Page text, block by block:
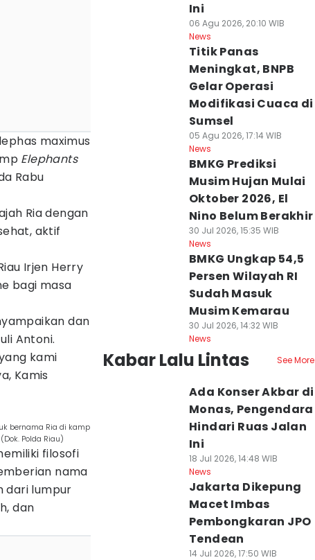
maximus
Elephants
Rabu
Ria dengan
aktif
Irjen Herry
bagi masa
dan
Antoni.
kami
Kamis
bernama Ria di kamp
Polda Riau)
filosofi
nama
dari lumpur
dan
Ini
06 Agu 2026, 20:10 WIB
News
Titik Panas
Meningkat, BNPB
Gelar Operasi
Modifikasi Cuaca di
Sumsel
05 Agu 2026, 17:14 WIB
News
BMKG Prediksi
Musim Hujan Mulai
Oktober 2026, El
Nino Belum Berakhir
30 Jul 2026, 15:35 WIB
News
BMKG Ungkap 54,5
Persen Wilayah RI
Sudah Masuk
Musim Kemarau
30 Jul 2026, 14:32 WIB
News
Kabar Lalu Lintas See More
Ada Konser Akbar di
Monas, Pengendara
Hindari Ruas Jalan
Ini
18 Jul 2026, 14:48 WIB
News
Jakarta Dikepung
Macet Imbas
Pembongkaran JPO
Tendean
14 Jul 2026, 17:50 WIB